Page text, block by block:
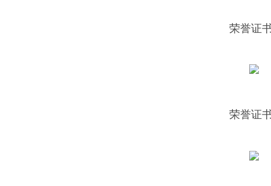
荣誉证
荣誉证